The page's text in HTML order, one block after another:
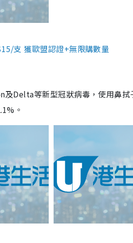
支 獲歐盟認證+無限購數量
及Delta等新型冠狀病毒，使用鼻拭
。